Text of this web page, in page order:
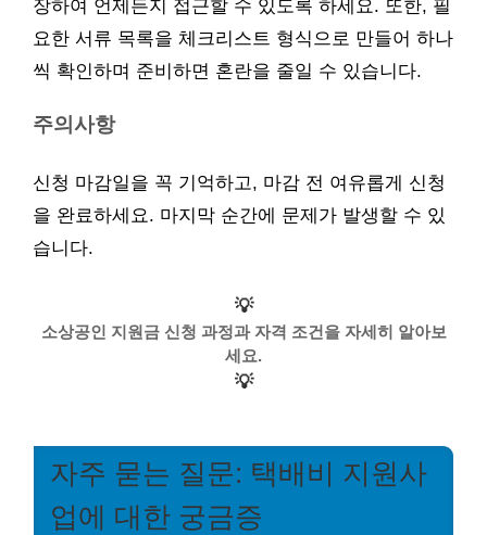
장하여 언제든지 접근할 수 있도록 하세요. 또한, 필
요한 서류 목록을 체크리스트 형식으로 만들어 하나
씩 확인하며 준비하면 혼란을 줄일 수 있습니다.
주의사항
신청 마감일을 꼭 기억하고, 마감 전 여유롭게 신청
을 완료하세요. 마지막 순간에 문제가 발생할 수 있
습니다.
💡
소상공인 지원금 신청 과정과 자격 조건을 자세히 알아보
세요.
💡
자주 묻는 질문: 택배비 지원사
업에 대한 궁금증